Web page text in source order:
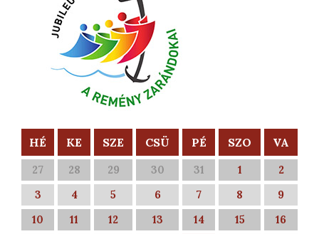
HÉ KE SZE CSÜ PÉ SZO VA
27 28 29 30 31 1
2
3
4 5 6 7 8
9
10
11 12 13 14 15
16